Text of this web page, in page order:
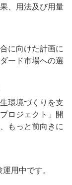
、用法及び用量
に向けた計画に
ード市場への選
環境づくりを支
ロジェクト」開
もっと前向きに
用中です。